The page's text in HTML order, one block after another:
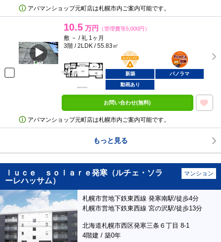
アパマンショップ元町店は札幌市内ご案内可能です。
10.5 万円 （管理費等5,000円）
敷 － / 礼 1ヶ月
3階 / 2LDK / 55.83㎡
BunChinPAY
ポンタ
部屋
新築
パノラマ
動画あり
お問い合わせ(無料)
アパマンショップ元町店は札幌市内ご案内可能です。
もっと見る
ｌｕｃｅ ｓｏｌａｒｅ発寒（ルチェ・ソラ
ーレハッサム）
マンション
札幌市営地下鉄東西線 発寒南駅/徒歩4分
札幌市営地下鉄東西線 宮の沢駅/徒歩13分
北海道札幌市西区発寒三条６丁目 8-1
4階建 / 築0年